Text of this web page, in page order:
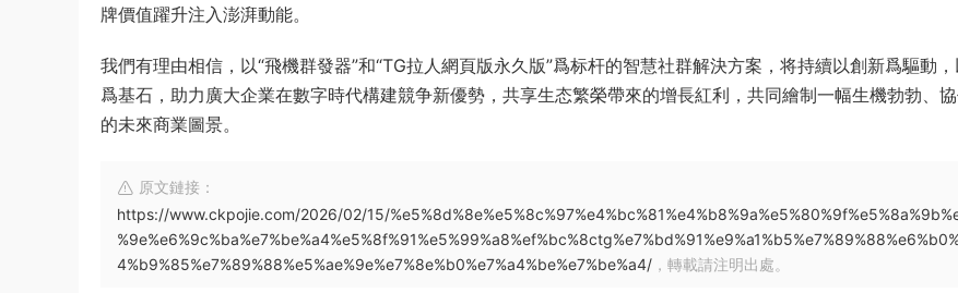
牌價值躍升注入澎湃動能。
我們有理由相信，以“飛機群發器”和“TG拉人網頁版永久版”爲标杆的智慧社群解決方案，将持續以創新爲驅動
爲基石，助力廣大企業在數字時代構建競争新優勢，共享生态繁榮帶來的增長紅利，共同繪制一幅生機勃勃、
的未來商業圖景。
原文鏈接：
https://www.ckpojie.com/2026/02/15/
4%b9%85%e7%89%88%e5%ae%9e%e7%8e%b0%e7%a4%be%e7%be%a4/ ，轉載請注明出處。